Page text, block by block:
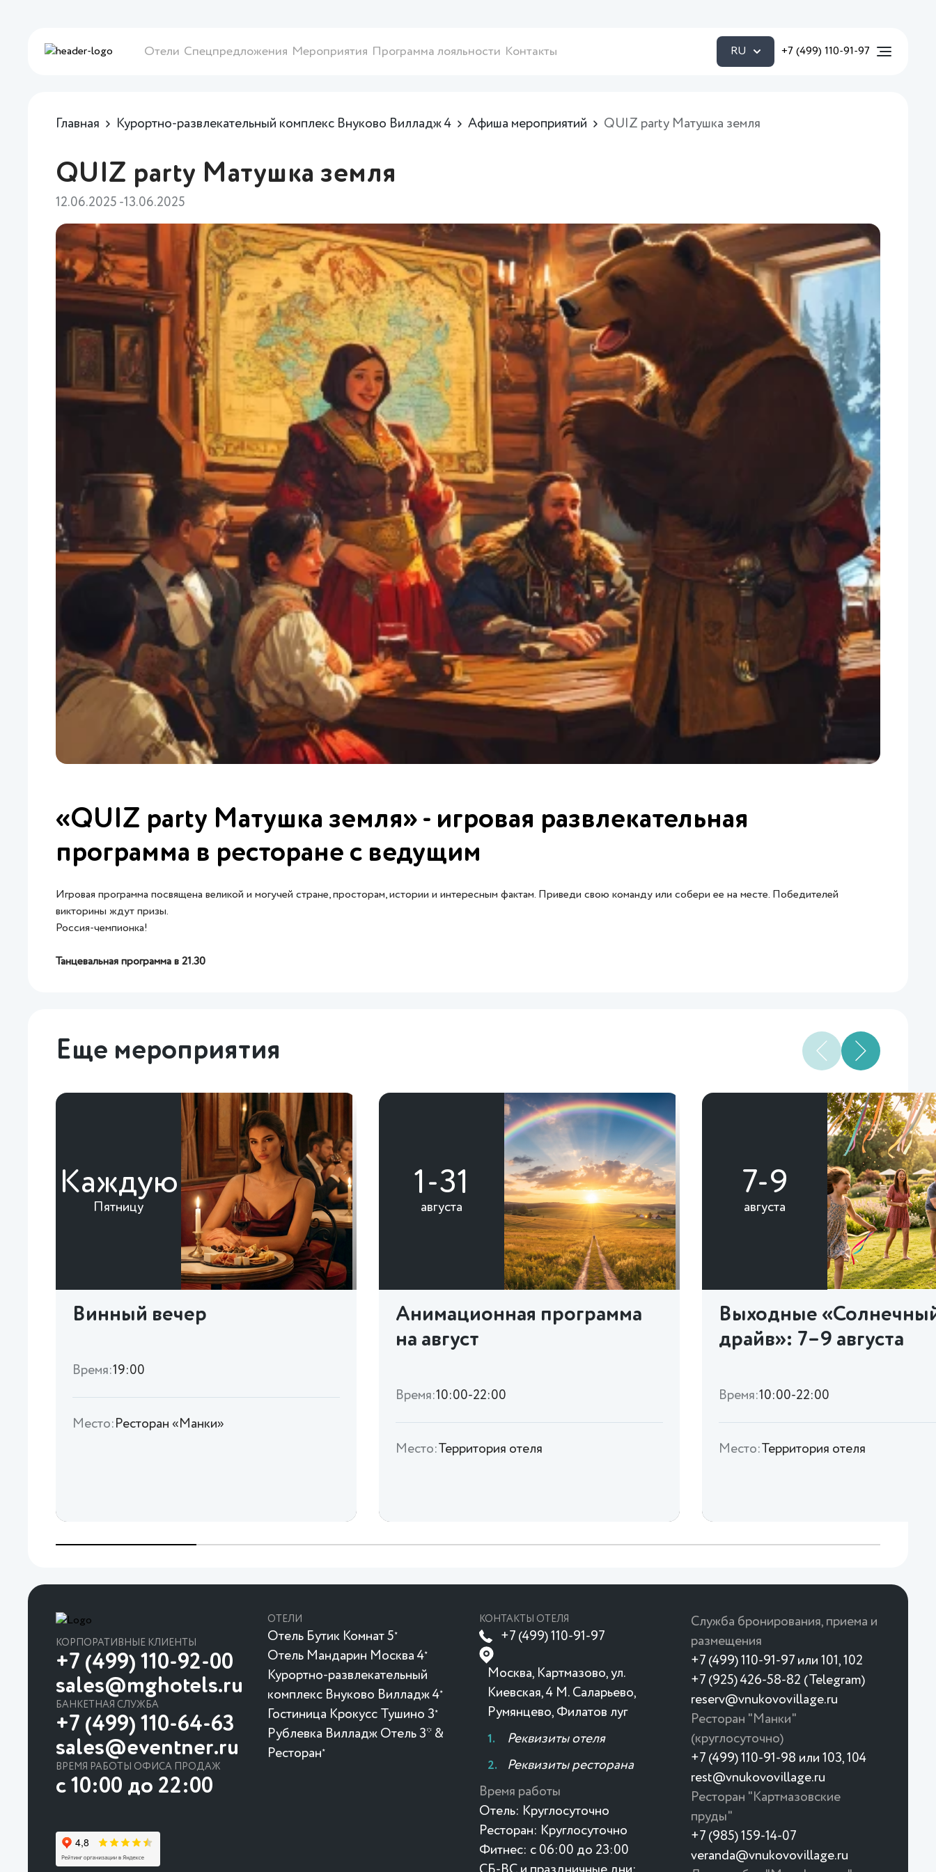
Отели Спецпредложения Мероприятия Программа лояльности Контакты RU +7 (499) 110-91-97
Главная Курортно-развлекательный комплекс Внуково Вилладж 4 Афиша мероприятий QUIZ party Матушка земля
QUIZ party Матушка земля
12.06.2025 -13.06.2025
«QUIZ party Матушка земля» - игровая развлекательная
программа в ресторане с ведущим
Игровая программа посвящена великой и могучей стране, просторам, истории и интересным фактам. Приведи свою команду или собери ее на месте. Победителей
викторины ждут призы.
Россия-чемпионка!
Танцевальная программа в 21.30
Еще мероприятия
Каждую
Пятницу
Винный вечер
Время:19:00
Место: Ресторан «Манки»
1-31
августа
Анимационная программа
на август
Время:10:00-22:00
Место:Территория отеля
7-9
августа
Выходные
драйв»: 7–9 августа
Время:10:00-22:00
Место:Территория отеля
КОРПОРАТИВНЫЕ КЛИЕНТЫ
+7 (499) 110-92-00
sales@mghotels.ru
БАНКЕТНАЯ СЛУЖБА
+7 (499) 110-64-63
sales@eventner.ru
ВРЕМЯ РАБОТЫ ОФИСА ПРОДАЖ
с 10:00 до 22:00
ОТЕЛИ
Отель Бутик Комнат 5★
Отель Мандарин Москва 4★
Курортно-развлекательный
комплекс Внуково Вилладж 4★
Гостиница Крокусc Тушино 3★
Рублевка Вилладж Отель 3* &
Ресторан★
КОНТАКТЫ ОТЕЛЯ
+7 (499) 110-91-97
Москва, Картмазово, ул.
Киевская, 4 М. Саларьево,
Румянцево, Филатов луг
Реквизиты отеля
Реквизиты ресторана
Время работы
Отель: Круглосуточно
Ресторан: Круглосуточно
Фитнес: с 06:00 до 23:00
СБ-ВС и праздничные дни:
Служба бронирования, приема и
размещения
+7 (499) 110-91-97 или 101, 102
+7 (925) 426-58-82 (Telegram)
reserv@vnukovovillage.ru
Ресторан "Манки"
(круглосуточно)
+7 (499) 110-91-98 или 103, 104
rest@vnukovovillage.ru
Ресторан "Картмазовские
пруды"
+7 (985) 159-14-07
veranda@vnukovovillage.ru